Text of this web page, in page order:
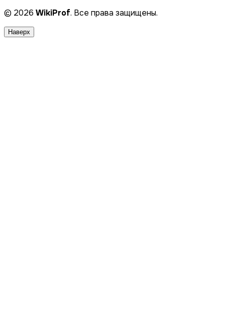
© 2026 WikiProf. Все права защищены.
Наверх